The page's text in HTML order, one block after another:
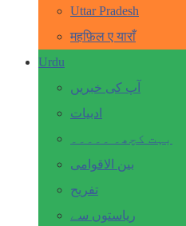
Uttar Pradesh
महफ़िल ए याराँ
Urdu
آپ کی خبریں
ادبیات
بہت کچھ۔ ۔۔۔۔۔
بین الاقوامی
تفریح
ریاستوں سے